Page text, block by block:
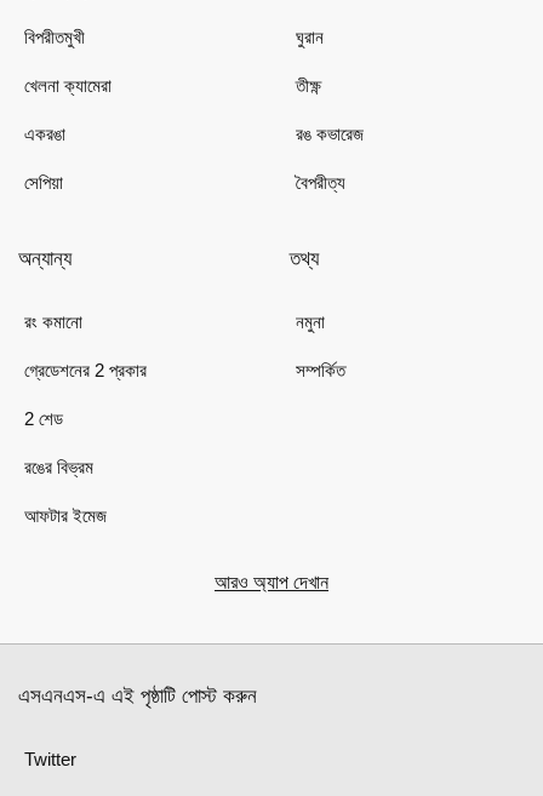
বিপরীতমুখী
খেলনা ক্যামেরা
একরঙা
সেপিয়া
ঘুরান
তীক্ষ্ণ
রঙ কভারেজ
বৈপরীত্য
অন্যান্য
রং কমানো
গ্রেডেশনের 2 প্রকার
2 শেড
রঙের বিভ্রম
আফটার ইমেজ
তথ্য
নমুনা
সম্পর্কিত
আরও অ্যাপ দেখান
এসএনএস-এ এই পৃষ্ঠাটি পোস্ট করুন
Twitter